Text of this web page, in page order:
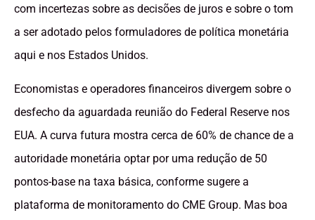
com incertezas sobre as decisões de juros e sobre o tom
a ser adotado pelos formuladores de política monetária
aqui e nos Estados Unidos.
Economistas e operadores financeiros divergem sobre o
desfecho da aguardada reunião do Federal Reserve nos
EUA. A curva futura mostra cerca de 60% de chance de a
autoridade monetária optar por uma redução de 50
pontos-base na taxa básica, conforme sugere a
plataforma de monitoramento do CME Group. Mas boa